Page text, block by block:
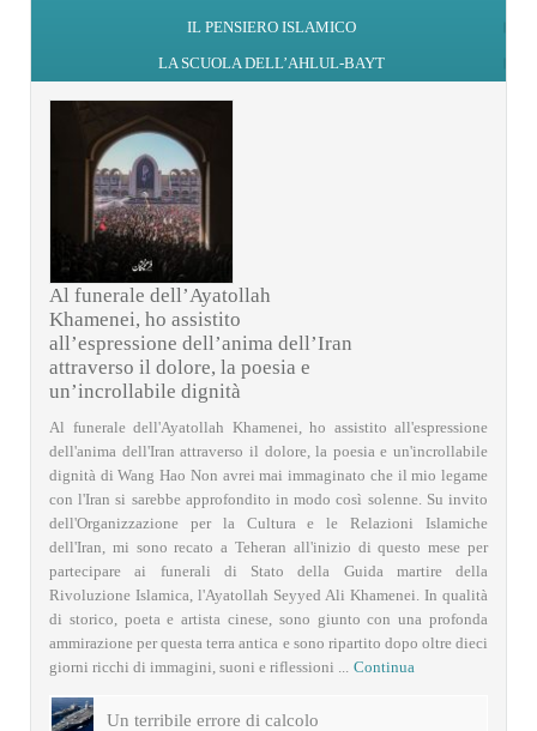
IL PENSIERO ISLAMICO
LA SCUOLA DELL’AHLUL-BAYT
Al funerale dell’Ayatollah
Khamenei, ho assistito
all’espressione dell’anima dell’Iran
attraverso il dolore, la poesia e
un’incrollabile dignità
Al funerale dell'Ayatollah Khamenei, ho assistito all'espressione
dell'anima dell'Iran attraverso il dolore, la poesia e un'incrollabile
dignità di Wang Hao Non avrei mai immaginato che il mio legame
con l'Iran si sarebbe approfondito in modo così solenne. Su invito
dell'Organizzazione per la Cultura e le Relazioni Islamiche
dell'Iran, mi sono recato a Teheran all'inizio di questo mese per
partecipare ai funerali di Stato della Guida martire della
Rivoluzione Islamica, l'Ayatollah Seyyed Ali Khamenei. In qualità
di storico, poeta e artista cinese, sono giunto con una profonda
ammirazione per questa terra antica e sono ripartito dopo oltre dieci
giorni ricchi di immagini, suoni e riflessioni ...
Continua
Un terribile errore di calcolo